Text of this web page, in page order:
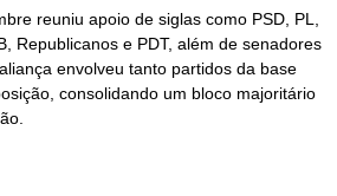
reuniu apoio de siglas como PSD, PL,
Republicanos e PDT, além de senadores
envolveu tanto partidos da base
consolidando um bloco majoritário